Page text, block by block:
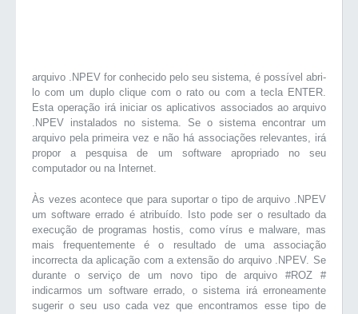
arquivo .NPEV for conhecido pelo seu sistema, é possível abri-
lo com um duplo clique com o rato ou com a tecla ENTER.
Esta operação irá iniciar os aplicativos associados ao arquivo
.NPEV instalados no sistema. Se o sistema encontrar um
arquivo pela primeira vez e não há associações relevantes, irá
propor a pesquisa de um software apropriado no seu
computador ou na Internet.
Às vezes acontece que para suportar o tipo de arquivo .NPEV
um software errado é atribuído. Isto pode ser o resultado da
execução de programas hostis, como vírus e malware, mas
mais frequentemente é o resultado de uma associação
incorrecta da aplicação com a extensão do arquivo .NPEV. Se
durante o serviço de um novo tipo de arquivo #ROZ #
indicarmos um software errado, o sistema irá erroneamente
sugerir o seu uso cada vez que encontramos esse tipo de